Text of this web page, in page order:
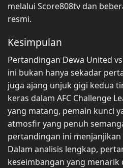
melalui Score808tv dan
resmi.
Kesimpulan
Pertandingan Dewa United
ini bukan hanya sekadar
juga ajang unjuk gigi kedua
keras dalam AFC Challenge
yang matang, pemain kunci
atmosfir yang penuh
pertandingan ini
Dalam analisis lengkap,
keseimbangan yang